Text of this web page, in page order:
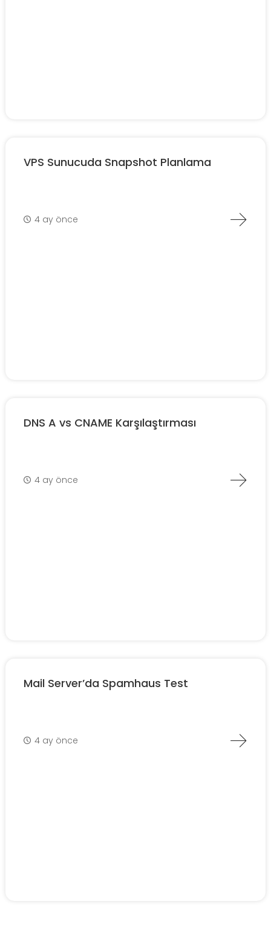
VPS Sunucuda Snapshot Planlama
4 ay önce
DNS A vs CNAME Karşılaştırması
4 ay önce
Mail Server’da Spamhaus Test
4 ay önce